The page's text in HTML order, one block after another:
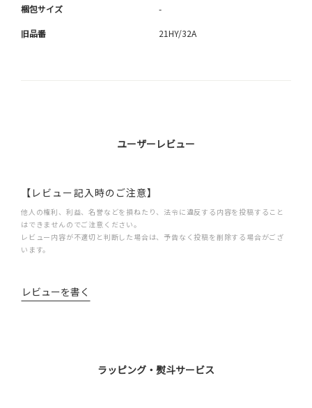
梱包サイズ -
旧品番 21HY/32A
ユーザーレビュー
【レビュー記入時のご注意】
他人の権利、利益、名誉などを損ねたり、法令に違反する内容を投稿すること
はできませんのでご注意ください。
レビュー内容が不適切と判断した場合は、予告なく投稿を削除する場合がござ
います。
レビューを書く
ラッピング・熨斗サービス